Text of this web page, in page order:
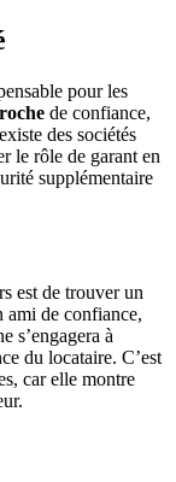
pour les
de confiance,
des sociétés
le rôle de garant en
supplémentaire
est de trouver un
ami de confiance,
s’engagera à
du locataire. C’est
car elle montre